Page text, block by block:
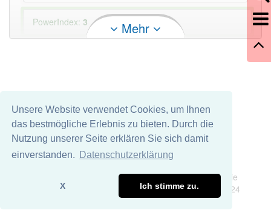
Unsere Website verwendet Cookies, um Ihnen
das bestmögliche Erlebnis zu bieten. Durch die
Nutzung unserer Seite erklären Sie sich damit
einverstanden.
Datenschutzerklärung
X Ich stimme zu.
PowerIndex: 3
Wörter mit Endung -junktimsvorlageaber mit einem
anderen Artikeldie: 0
Das Wort wird häufig verwendet im Bereich
89% unserer Spielapp-Nutzer haben den Artikel
Mehr
Wir übernehmen keine Garantie und keine Haftung für die
Richtigkeit und Vollständigkeit dieser Seite. DDDEasy 2024